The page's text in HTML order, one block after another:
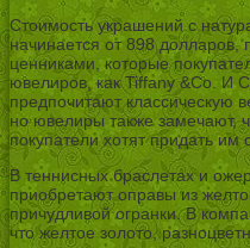
Стоимость украшений с
начинается от 898
ценниками, которые
ювелиров, как Tiffany &Co. И
предпочитают классическую
но ювелиры также замечают,
покупатели хотят придать им
В теннисных браслетах и
приобретают оправы из
причудливой огранки. В
что желтое золото,